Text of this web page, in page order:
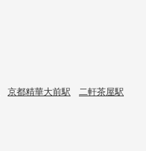
京都精華大前駅
二軒茶屋駅